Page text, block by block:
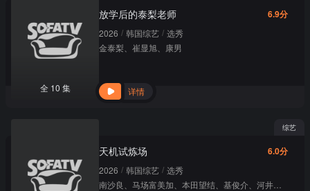
全 10 集
放学后的泰梨老师 6.9分
2026 / 韩国综艺 / 选秀
金泰梨 、崔显旭 康男
详情
综艺
天机试炼场 6.0分
2026 / 韩国综艺 / 选秀
南沙良
、马场富美加 、本田望结 、基俊介 、河井青叶